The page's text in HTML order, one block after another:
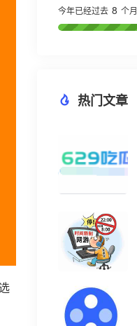
今年已经过去 8 个月
热门文章